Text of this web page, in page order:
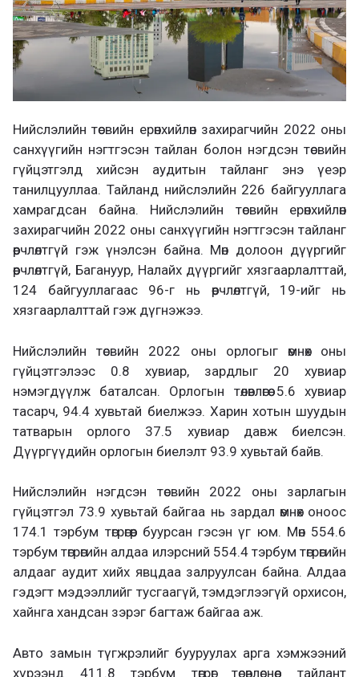
Нийслэлийн төсвийн ерөнхийлөн захирагчийн 2022 оны
санхүүгийн нэгтгэсэн тайлан болон нэгдсэн төсвийн
гүйцэтгэлд хийсэн аудитын тайланг энэ үеэр
танилцууллаа. Тайланд нийслэлийн 226 байгууллага
хамрагдсан байна. Нийслэлийн төсвийн ерөнхийлөн
захирагчийн 2022 оны санхүүгийн нэгтгэсэн тайланг
өөрчлөлтгүй гэж үнэлсэн байна. Мөн долоон дүүргийг
өөрчлөлтгүй, Багануур, Налайх дүүргийг хязгаарлалттай,
124 байгууллагаас 96-г нь өөрчлөлтгүй, 19-ийг нь
хязгаарлалттай гэж дүгнэжээ.
Нийслэлийн төсвийн 2022 оны орлогыг өмнөх оны
гүйцэтгэлээс 0.8 хувиар, зардлыг 20 хувиар
нэмэгдүүлж баталсан. Орлогын төлөвлөгөө 5.6 хувиар
тасарч, 94.4 хувьтай биелжээ. Харин хотын шуудын
татварын орлого 37.5 хувиар давж биелсэн.
Дүүргүүдийн орлогын биелэлт 93.9 хувьтай байв.
Нийслэлийн нэгдсэн төсвийн 2022 оны зарлагын
гүйцэтгэл 73.9 хувьтай байгаа нь зардал өмнөх оноос
174.1 тэрбум төгрөгөөр буурсан гэсэн үг юм. Мөн 554.6
тэрбум төгрөгийн алдаа илэрсний 554.4 тэрбум төгрөгийн
алдааг аудит хийх явцдаа залруулсан байна. Алдаа
гэдэгт мэдээллийг тусгаагүй, тэмдэглээгүй орхисон,
хайнга хандсан зэрэг багтаж байгаа аж.
Авто замын түгжрэлийг бууруулах арга хэмжээний
хүрээнд 411.8 тэрбум төгрөг төсөвлөснөөс тайлант